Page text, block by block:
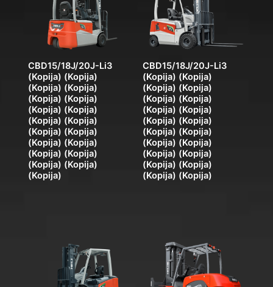
CBD15/18J/20J-Li3
(Kopija) (Kopija)
(Kopija) (Kopija)
(Kopija) (Kopija)
(Kopija) (Kopija)
(Kopija) (Kopija)
(Kopija) (Kopija)
(Kopija) (Kopija)
(Kopija) (Kopija)
(Kopija) (Kopija)
(Kopija)
CBD15/18J/20J-Li3
(Kopija) (Kopija)
(Kopija) (Kopija)
(Kopija) (Kopija)
(Kopija) (Kopija)
(Kopija) (Kopija)
(Kopija) (Kopija)
(Kopija) (Kopija)
(Kopija) (Kopija)
(Kopija) (Kopija)
(Kopija) (Kopija)